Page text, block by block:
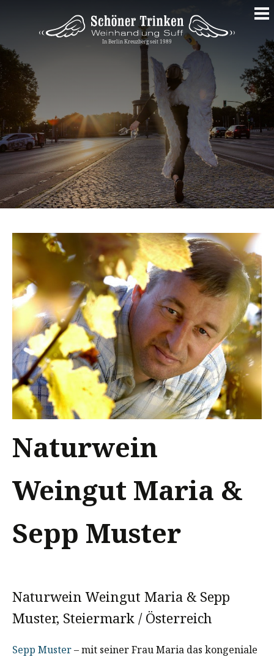
zum
Inhalt
Naturwein
Weingut Maria &
Sepp Muster
Naturwein Weingut Maria & Sepp
Muster, Steiermark / Österreich
Sepp Muster– mit seiner Frau Maria das kongeniale